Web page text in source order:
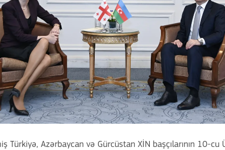
Türkiyə, Azərbaycan və Gürcüstan XİN başçılarının 10-cu